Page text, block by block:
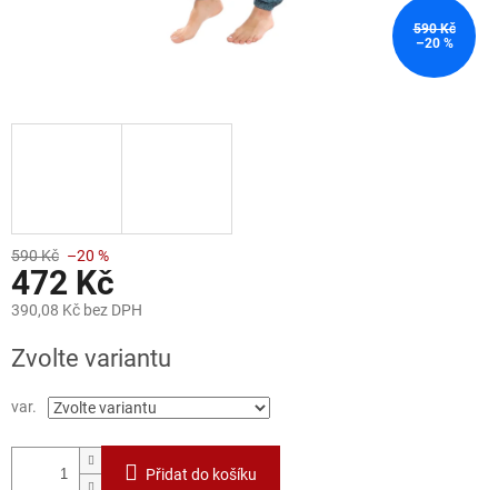
590 Kč
–20 %
590 Kč –20 %
472 Kč
390,08 Kč bez DPH
cena:
Zvolte variantu
var.
Přidat do košíku